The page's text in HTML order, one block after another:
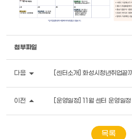
첨부파일
다음arrow_drop_down [센터소개] 화성시청년취업끝
이전arrow_drop_up [운영일정] 11월 센터 운영일정
목록